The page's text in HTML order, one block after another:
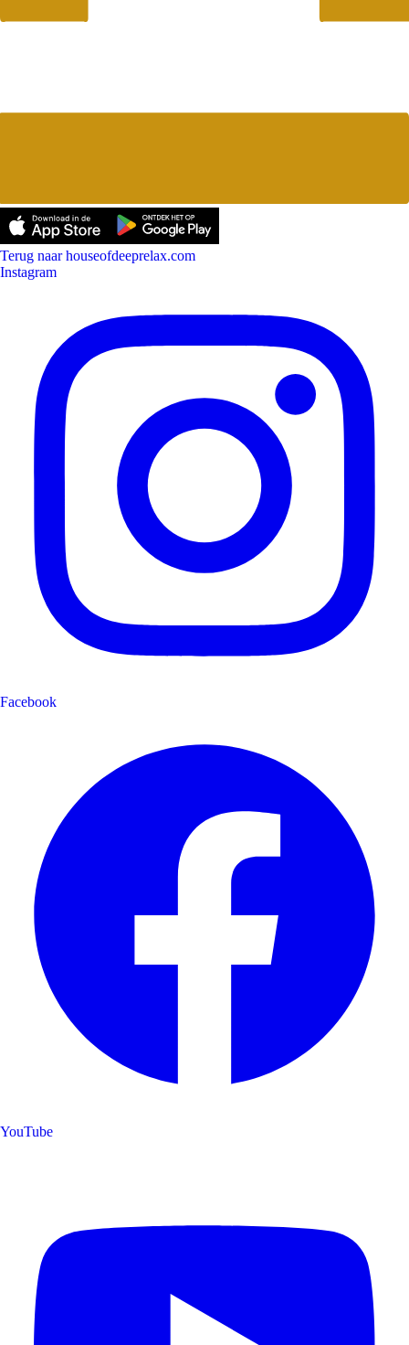
Terug naar houseofdeeprelax.com
Instagram
Facebook
YouTube